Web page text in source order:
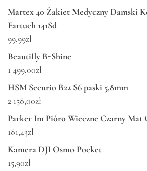
Martex 40 Żakiet Medyczny Damski
Fartuch 141Sd
99,99zł
Beautifly B-Shine
1 499,00zł
HSM Securio B22 S6 paski 5,8mm
2 158,00zł
Parker Im Pióro Wieczne Czarny Mat
181,43zł
Kamera DJI Osmo Pocket
15,90zł